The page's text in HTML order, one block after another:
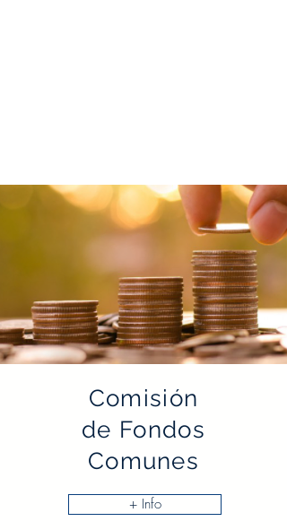
Comisión
de Fondos
Comunes
+ Info